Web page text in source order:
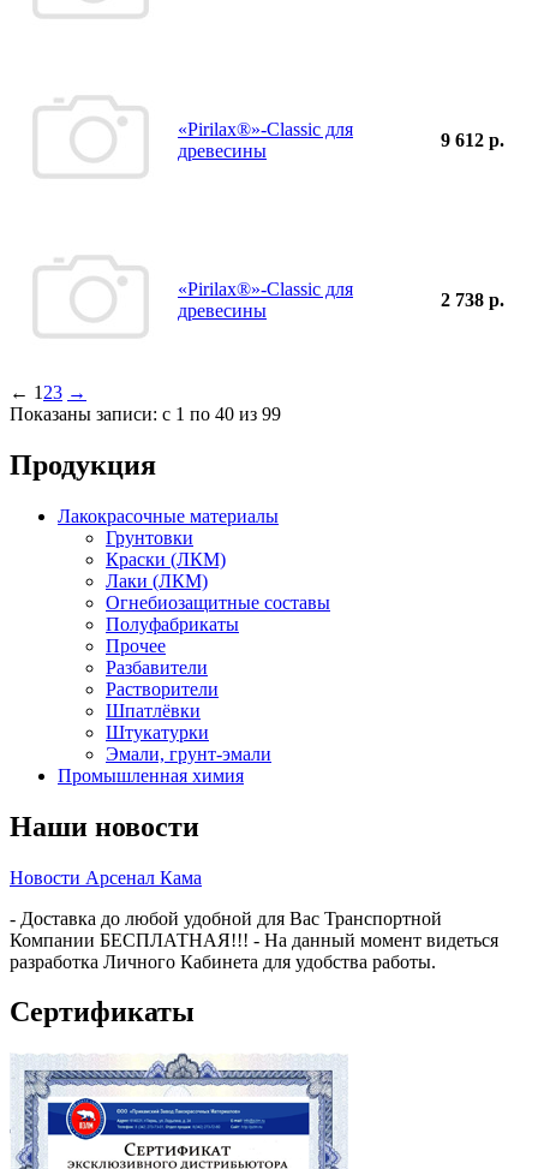
«Pirilax®»-Classic для
древесины
9 612 р.
«Pirilax®»-Classic для
древесины
2 738 р.
← 1 23 →
Показаны записи: с 1 по 40 из 99
Продукция
Лакокрасочные материалы
Грунтовки
Краски (ЛКМ)
Лаки (ЛКМ)
Огнебиозащитные составы
Полуфабрикаты
Прочее
Разбавители
Растворители
Шпатлёвки
Штукатурки
Эмали, грунт-эмали
Промышленная химия
Наши новости
Новости Арсенал Кама
- Доставка до любой удобной для Вас Транспортной
Компании БЕСПЛАТНАЯ!!! - На данный момент видеться
разработка Личного Кабинета для удобства работы.
Сертификаты